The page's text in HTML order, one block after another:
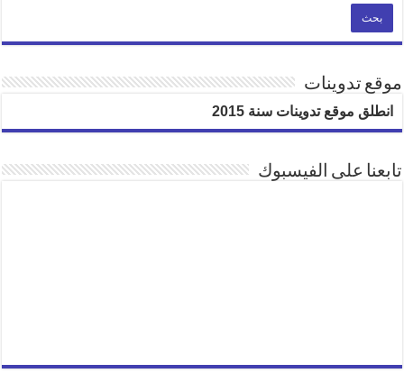
موقع تدوينات
انطلق موقع تدوينات سنة 2015
تابعنا على الفيسبوك